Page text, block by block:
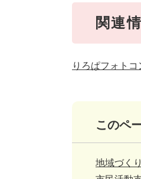
関連
りろぱフォト
このペ
地域づく